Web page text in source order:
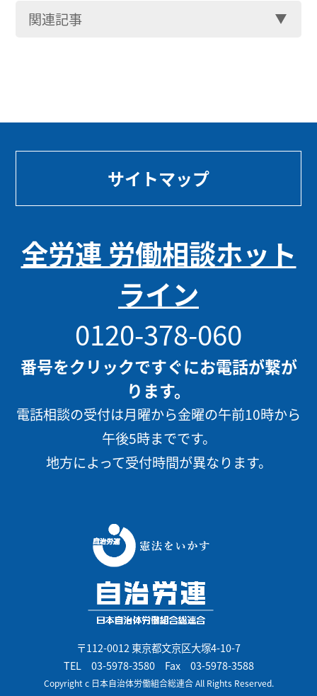
関連記事
サイトマップ
全労連 労働相談ホット
ライン
0120-378-060
番号をクリックですぐにお電話が繋が
ります。
電話相談の受付は月曜から金曜の午前10時から
午後5時までです。
地方によって受付時間が異なります。
〒112-0012 東京都文京区大塚4-10-7
TEL 03-5978-3580Fax 03-5978-3588
Copyright c 日本自治体労働組合総連合 All Rights Reserved.